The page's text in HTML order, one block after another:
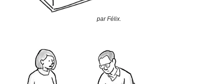
par Félix.